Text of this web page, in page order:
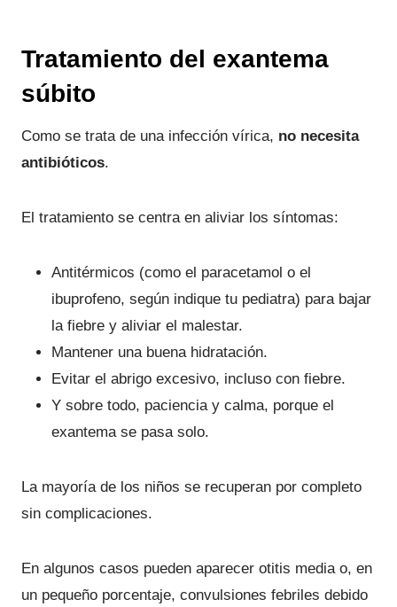
Tratamiento del exantema
súbito
Como se trata de una infección vírica, no necesita
antibióticos.
El tratamiento se centra en aliviar los síntomas:
Antitérmicos (como el paracetamol o el
ibuprofeno, según indique tu pediatra) para bajar
la fiebre y aliviar el malestar.
Mantener una buena hidratación.
Evitar el abrigo excesivo, incluso con fiebre.
Y sobre todo, paciencia y calma, porque el
exantema se pasa solo.
La mayoría de los niños se recuperan por completo
sin complicaciones.
En algunos casos pueden aparecer otitis media o, en
un pequeño porcentaje, convulsiones febriles debido